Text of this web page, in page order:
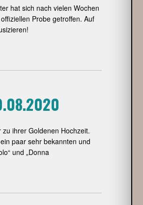
hat sich nach vielen Wochen
Probe getroffen. Auf
ihrer Goldenen Hochzeit.
paar sehr bekannten und
und „Donna